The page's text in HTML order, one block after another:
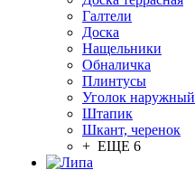
Галтели
Доска
Нащельники
Обналичка
Плинтусы
Уголок наружный
Штапик
Шкант, черенок
+ ЕЩЕ 6